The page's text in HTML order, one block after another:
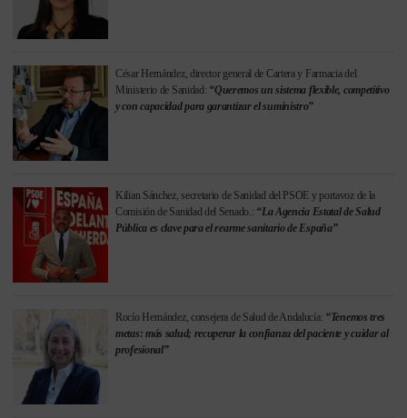
César Hernández, director general de Cartera y Farmacia del
Ministerio de Sanidad: “Queremos un sistema flexible, competitivo
y con capacidad para garantizar el suministro”
Kilian Sánchez, secretario de Sanidad del PSOE y portavoz de la
Comisión de Sanidad del Senado.: “La Agencia Estatal de Salud
Pública es clave para el rearme sanitario de España”
Rocío Hernández, consejera de Salud de Andalucía: “Tenemos tres
metas: más salud; recuperar la confianza del paciente y cuidar al
profesional”